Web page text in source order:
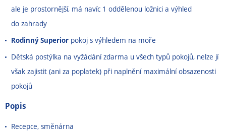
ale je prostornější, má navíc 1 oddělenou ložnici a výhled
do zahrady
Rodinný Superior pokoj s výhledem na moře
Dětská postýlka na vyžádání zdarma u všech typů pokojů, nelze jí
však zajistit (ani za poplatek) při naplnění maximální obsazenosti
pokojů
Popis
Recepce, směnárna